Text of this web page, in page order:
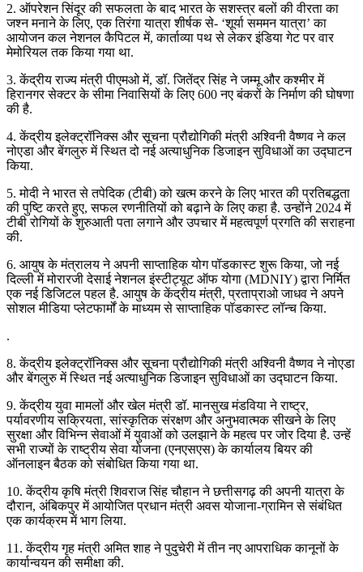
2. ऑपरेशन सिंदूर की सफलता के बाद भारत के सशस्त्र बलों की वीरता का
जश्न मनाने के लिए, एक तिरंगा यात्रा शीर्षक से- ‘शूर्या सममन यात्रा’ का
आयोजन कल नेशनल कैपिटल में, कार्ताव्या पथ से लेकर इंडिया गेट पर वार
मेमोरियल तक किया गया था.
3. केंद्रीय राज्य मंत्री पीएमओ में, डॉ. जितेंद्र सिंह ने जम्मू और कश्मीर में
हिरानगर सेक्टर के सीमा निवासियों के लिए 600 नए बंकरों के निर्माण की घोषणा
की है.
4. केंद्रीय इलेक्ट्रॉनिक्स और सूचना प्रौद्योगिकी मंत्री अश्विनी वैष्णव ने कल
नोएडा और बेंगलुरु में स्थित दो नई अत्याधुनिक डिजाइन सुविधाओं का उद्घाटन
किया.
5. मोदी ने भारत से तपेदिक (टीबी) को खत्म करने के लिए भारत की प्रतिबद्धता
की पुष्टि करते हुए, सफल रणनीतियों को बढ़ाने के लिए कहा है. उन्होंने 2024 में
टीबी रोगियों के शुरुआती पता लगाने और उपचार में महत्वपूर्ण प्रगति की सराहना
की.
6. आयुष के मंत्रालय ने अपनी साप्ताहिक योग पॉडकास्ट शुरू किया, जो नई
दिल्ली में मोरारजी देसाई नेशनल इंस्टीट्यूट ऑफ योगा (MDNIY) द्वारा निर्मित
एक नई डिजिटल पहल है. आयुष के केंद्रीय मंत्री, प्रताप्राओ जाधव ने अपने
सोशल मीडिया प्लेटफार्मों के माध्यम से साप्ताहिक पॉडकास्ट लॉन्च किया.
.
8. केंद्रीय इलेक्ट्रॉनिक्स और सूचना प्रौद्योगिकी मंत्री अश्विनी वैष्णव ने नोएडा
और बेंगलुरु में स्थित नई अत्याधुनिक डिजाइन सुविधाओं का उद्घाटन किया.
9. केंद्रीय युवा मामलों और खेल मंत्री डॉ. मानसुख मंडविया ने राष्ट्र,
पर्यावरणीय सक्रियता, सांस्कृतिक संरक्षण और अनुभवात्मक सीखने के लिए
सुरक्षा और विभिन्न सेवाओं में युवाओं को उलझाने के महत्व पर जोर दिया है. उन्हें
सभी राज्यों के राष्ट्रीय सेवा योजना (एनएसएस) के कार्यालय बियर की
ऑनलाइन बैठक को संबोधित किया गया था.
10. केंद्रीय कृषि मंत्री शिवराज सिंह चौहान ने छत्तीसगढ़ की अपनी यात्रा के
दौरान, अंबिकपुर में आयोजित प्रधान मंत्री अवस योजाना-ग्रामिन से संबंधित
एक कार्यक्रम में भाग लिया.
11. केंद्रीय गृह मंत्री अमित शाह ने पुदुचेरी में तीन नए आपराधिक कानूनों के
कार्यान्वयन की समीक्षा की.